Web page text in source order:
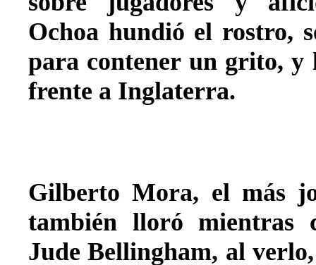
Ochoa hundió el rostro,
para contener un grito, y
frente a Inglaterra.
Gilberto Mora, el más
también lloró mientras
Jude Bellingham, al